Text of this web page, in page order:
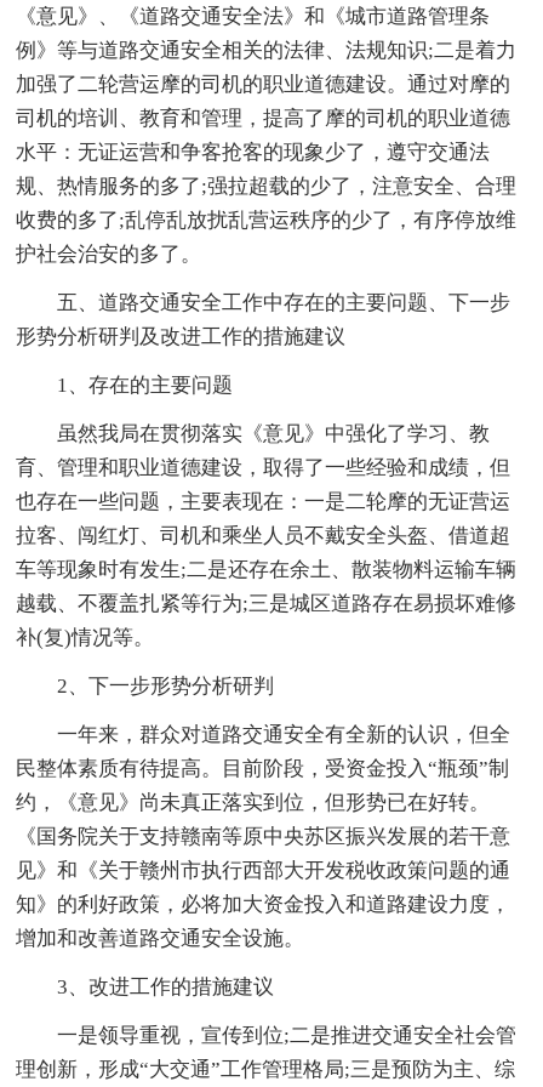
《意见》、《道路交通安全法》和《城市道路管理条
例》等与道路交通安全相关的法律、法规知识;二是着力
加强了二轮营运摩的司机的职业道德建设。通过对摩的
司机的培训、教育和管理，提高了摩的司机的职业道德
水平：无证运营和争客抢客的现象少了，遵守交通法
规、热情服务的多了;强拉超载的少了，注意安全、合理
收费的多了;乱停乱放扰乱营运秩序的少了，有序停放维
护社会治安的多了。
五、道路交通安全工作中存在的主要问题、下一步
形势分析研判及改进工作的措施建议
1、存在的主要问题
虽然我局在贯彻落实《意见》中强化了学习、教
育、管理和职业道德建设，取得了一些经验和成绩，但
也存在一些问题，主要表现在：一是二轮摩的无证营运
拉客、闯红灯、司机和乘坐人员不戴安全头盔、借道超
车等现象时有发生;二是还存在余土、散装物料运输车辆
越载、不覆盖扎紧等行为;三是城区道路存在易损坏难修
补(复)情况等。
2、下一步形势分析研判
一年来，群众对道路交通安全有全新的认识，但全
民整体素质有待提高。目前阶段，受资金投入“瓶颈”制
约，《意见》尚未真正落实到位，但形势已在好转。
《国务院关于支持赣南等原中央苏区振兴发展的若干意
见》和《关于赣州市执行西部大开发税收政策问题的通
知》的利好政策，必将加大资金投入和道路建设力度，
增加和改善道路交通安全设施。
3、改进工作的措施建议
一是领导重视，宣传到位;二是推进交通安全社会管
理创新，形成“大交通”工作管理格局;三是预防为主、综